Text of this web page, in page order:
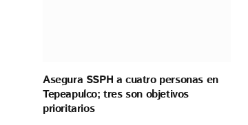
Asegura SSPH a cuatro personas en
Tepeapulco; tres son objetivos
prioritarios